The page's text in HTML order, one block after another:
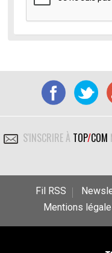
S'INSCRIRE À TOP/COM
Fil RSS
Mentions